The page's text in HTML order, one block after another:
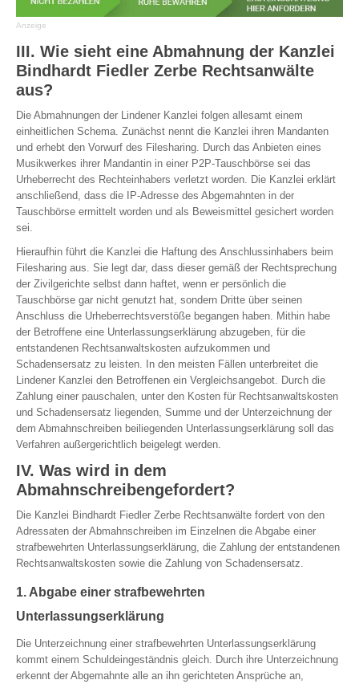
Anzeige
III. Wie sieht eine Abmahnung der Kanzlei
Bindhardt Fiedler Zerbe Rechtsanwälte
aus?
Die Abmahnungen der Lindener Kanzlei folgen allesamt einem
einheitlichen Schema. Zunächst nennt die Kanzlei ihren Mandanten
und erhebt den Vorwurf des Filesharing. Durch das Anbieten eines
Musikwerkes ihrer Mandantin in einer P2P-Tauschbörse sei das
Urheberrecht des Rechteinhabers verletzt worden. Die Kanzlei erklärt
anschließend, dass die IP-Adresse des Abgemahnten in der
Tauschbörse ermittelt worden und als Beweismittel gesichert worden
sei.
Hieraufhin führt die Kanzlei die Haftung des Anschlussinhabers beim
Filesharing aus. Sie legt dar, dass dieser gemäß der Rechtsprechung
der Zivilgerichte selbst dann haftet, wenn er persönlich die
Tauschbörse gar nicht genutzt hat, sondern Dritte über seinen
Anschluss die Urheberrechtsverstöße begangen haben. Mithin habe
der Betroffene eine Unterlassungserklärung abzugeben, für die
entstandenen Rechtsanwaltskosten aufzukommen und
Schadensersatz zu leisten. In den meisten Fällen unterbreitet die
Lindener Kanzlei den Betroffenen ein Vergleichsangebot. Durch die
Zahlung einer pauschalen, unter den Kosten für Rechtsanwaltskosten
und Schadensersatz liegenden, Summe und der Unterzeichnung der
dem Abmahnschreiben beiliegenden Unterlassungserklärung soll das
Verfahren außergerichtlich beigelegt werden.
IV. Was wird in dem
Abmahnschreibengefordert?
Die Kanzlei Bindhardt Fiedler Zerbe Rechtsanwälte fordert von den
Adressaten der Abmahnschreiben im Einzelnen die Abgabe einer
strafbewehrten Unterlassungserklärung, die Zahlung der entstandenen
Rechtsanwaltskosten sowie die Zahlung von Schadensersatz.
1. Abgabe einer strafbewehrten
Unterlassungserklärung
Die Unterzeichnung einer strafbewehrten Unterlassungserklärung
kommt einem Schuldeingeständnis gleich. Durch ihre Unterzeichnung
erkennt der Abgemahnte alle an ihn gerichteten Ansprüche an,